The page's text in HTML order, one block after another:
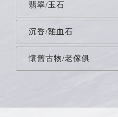
翡翠/玉石
沉香/雞血石
懷舊古物/老傢俱